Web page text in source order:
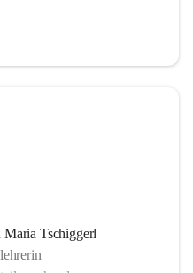
Tschiggerl